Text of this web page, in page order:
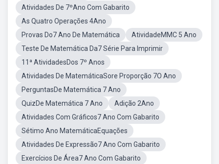
Atividades De 7ºAno Com Gabarito
As Quatro Operações 4Ano
Provas Do7 Ano De Matemática
AtividadeMMC 5 Ano
Teste De Matemática Da7 Série Para Imprimir
11ª AtividadesDos 7º Anos
Atividades De MatemáticaSore Proporção 7O Ano
PerguntasDe Matemática 7 Ano
QuizDe Matemática 7 Ano
Adição 2Ano
Atividades Com Gráficos7 Ano Com Gabarito
Sétimo Ano MatemáticaEquações
Atividades De Expressão7 Ano Com Gabarito
Exercícios De Área7 Ano Com Gabarito